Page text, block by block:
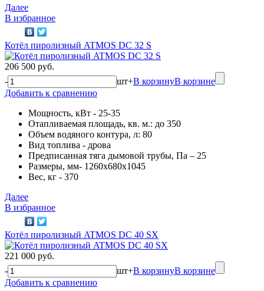
Далее
В избранное
Котёл пиролизный ATMOS DC 32 S
206 500 руб.
-
шт+В корзинуВ корзине
Добавить к сравнению
Мощность, кВт - 25-35
Отапливаемая площадь, кв. м.: до 350
Объем водяного контура, л: 80
Вид топлива - дрова
Предписанная тяга дымовой трубы, Па – 25
Размеры, мм- 1260х680х1045
Вес, кг - 370
Далее
В избранное
Котёл пиролизный ATMOS DC 40 SX
221 000 руб.
-
шт+В корзинуВ корзине
Добавить к сравнению